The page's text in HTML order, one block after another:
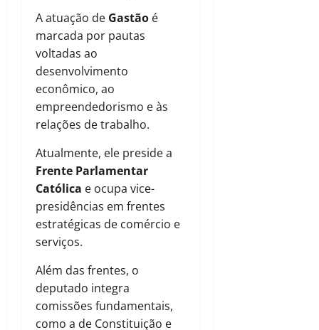
A atuação de Gastão é
marcada por pautas
voltadas ao
desenvolvimento
econômico, ao
empreendedorismo e às
relações de trabalho.
Atualmente, ele preside a
Frente Parlamentar
Católica e ocupa vice-
presidências em frentes
estratégicas de comércio e
serviços.
Além das frentes, o
deputado integra
comissões fundamentais,
como a de Constituição e